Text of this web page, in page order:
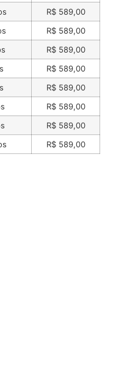
R$589,00
R$589,00
R$589,00
R$589,00
R$589,00
R$589,00
R$589,00
R$589,00